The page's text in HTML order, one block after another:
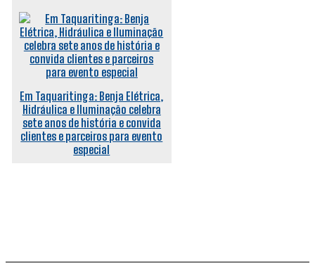
Em Taquaritinga: Benja Elétrica,
Hidráulica e Iluminação celebra
sete anos de história e convida
clientes e parceiros para evento
especial